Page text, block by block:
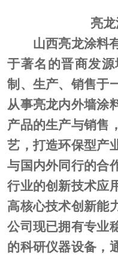
亮
山西亮龙涂料
于著名的晋商发
制、生产、销售于
从事亮龙内外墙涂
产品的生产与销售
艺，打造环保型产
与国内外同行的合
行业的创新技术应
高核心技术创新能
公司现已拥有专业
的科研仪器设备，